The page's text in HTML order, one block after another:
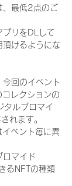
、最低2点のご
リをDLして
頂けるようにな
回のイベント
レクションの
タルブロマイ
れます。
ベント毎に異
ロマイド
るNFTの種類